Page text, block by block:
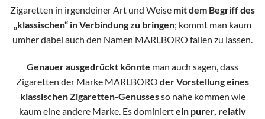
Zigaretten in irgendeiner Art und Weise mit dem Begriff des
„klassischen“ in Verbindung zu bringen; kommt man kaum
umher dabei auch den Namen MARLBORO fallen zu lassen.
Genauer ausgedrückt könnte man auch sagen, dass
Zigaretten der Marke MARLBORO der Vorstellung eines
klassischen Zigaretten-Genussesso nahe kommen wie
kaum eine andere Marke. Es dominiertein purer, relativ